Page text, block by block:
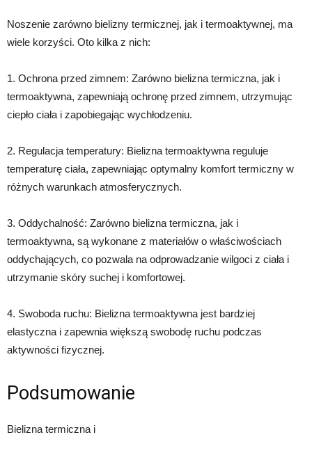
Noszenie zarówno bielizny termicznej, jak i termoaktywnej, ma
wiele korzyści. Oto kilka z nich:
1. Ochrona przed zimnem: Zarówno bielizna termiczna, jak i
termoaktywna, zapewniają ochronę przed zimnem, utrzymując
ciepło ciała i zapobiegając wychłodzeniu.
2. Regulacja temperatury: Bielizna termoaktywna reguluje
temperaturę ciała, zapewniając optymalny komfort termiczny w
różnych warunkach atmosferycznych.
3. Oddychalność: Zarówno bielizna termiczna, jak i
termoaktywna, są wykonane z materiałów o właściwościach
oddychających, co pozwala na odprowadzanie wilgoci z ciała i
utrzymanie skóry suchej i komfortowej.
4. Swoboda ruchu: Bielizna termoaktywna jest bardziej
elastyczna i zapewnia większą swobodę ruchu podczas
aktywności fizycznej.
Podsumowanie
Bielizna termiczna i